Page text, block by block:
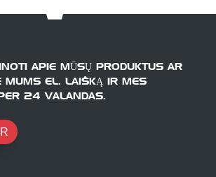
APIE MŪSŲ PRODUKTUS AR
MUMS EL. LAIŠKĄ IR MES
24 VALANDAS.